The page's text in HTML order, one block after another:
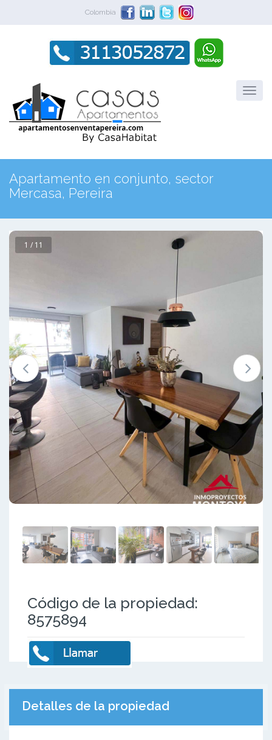
Colombia
Apartamento en conjunto, sector
Mercasa, Pereira
1 / 11
Código de la propiedad:
8575894
Detalles de la propiedad